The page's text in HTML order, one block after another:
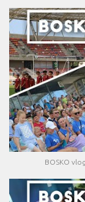
BOSKO